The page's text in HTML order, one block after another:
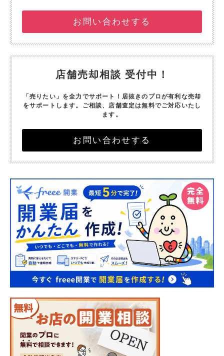
お問い合わせする
店舗売却相談 受付中！
「売りたい」を全力でサポート！ 居抜きのプロが有利な売却
をサポートします。 ご相談、店舗査定は無料でご対応いたし
ます。
お問い合わせする